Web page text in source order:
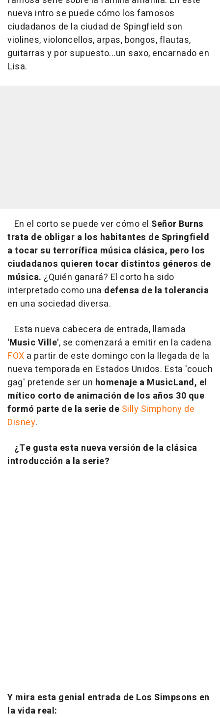
nueva intro se puede cómo los famosos
ciudadanos de la ciudad de Spingfield son
violines, violoncellos, arpas, bongos, flautas,
guitarras y por supuesto...un saxo, encarnado en
Lisa.
En el corto se puede ver cómo el Señor Burns
trata de obligar a los habitantes de Springfield
a tocar su terrorífica música clásica, pero los
ciudadanos quieren tocar distintos géneros de
música. ¿Quién ganará? El corto ha sido
interpretado como una defensa de la tolerancia
en una sociedad diversa.
Esta nueva cabecera de entrada, llamada
'Music Ville', se comenzará a emitir en la cadena
FOX a partir de este domingo con la llegada de la
nueva temporada en Estados Unidos. Esta 'couch
gag' pretende ser un homenaje a MusicLand, el
mítico corto de animación de los años 30 que
formó parte de la serie de Silly Simphony de
Disney.
¿Te gusta esta nueva versión de la clásica
introducción a la serie?
Y mira esta genial entrada de Los Simpsons en
la vida real: